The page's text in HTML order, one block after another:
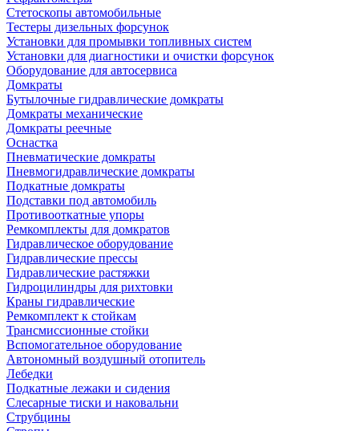
Стетоскопы автомобильные
Тестеры дизельных форсунок
Установки для промывки топливных систем
Установки для диагностики и очистки форсунок
Оборудование для автосервиса
Домкраты
Бутылочные гидравлические домкраты
Домкраты механические
Домкраты реечные
Оснастка
Пневматические домкраты
Пневмогидравлические домкраты
Подкатные домкраты
Подставки под автомобиль
Противооткатные упоры
Ремкомплекты для домкратов
Гидравлическое оборудование
Гидравлические прессы
Гидравлические растяжки
Гидроцилиндры для рихтовки
Краны гидравлические
Ремкомплект к стойкам
Трансмиссионные стойки
Вспомогательное оборудование
Автономный воздушный отопитель
Лебедки
Подкатные лежаки и сидения
Слесарные тиски и наковальни
Струбцины